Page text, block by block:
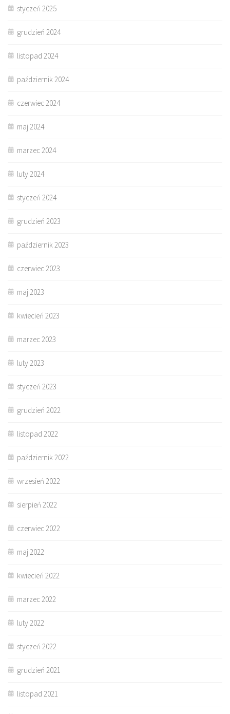
styczeń 2025
grudzień 2024
listopad 2024
październik 2024
czerwiec 2024
maj 2024
marzec 2024
luty 2024
styczeń 2024
grudzień 2023
październik 2023
czerwiec 2023
maj 2023
kwiecień 2023
marzec 2023
luty 2023
styczeń 2023
grudzień 2022
listopad 2022
październik 2022
wrzesień 2022
sierpień 2022
czerwiec 2022
maj 2022
kwiecień 2022
marzec 2022
luty 2022
styczeń 2022
grudzień 2021
listopad 2021